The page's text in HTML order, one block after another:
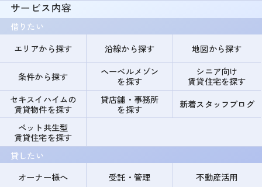
サービス内容
借りたい
エリアから探す
沿線から探す 地図から探す
条件から探す
ヘーベルメゾン
を探す
シニア向け
賃貸住宅を探す
セキスイハイムの
賃貸物件を探す
貸店舗・事務所
を探す
新着スタッフブログ
ペット共生型
賃貸住宅を探す
貸したい
オーナー様へ
受託・管理 不動産活用